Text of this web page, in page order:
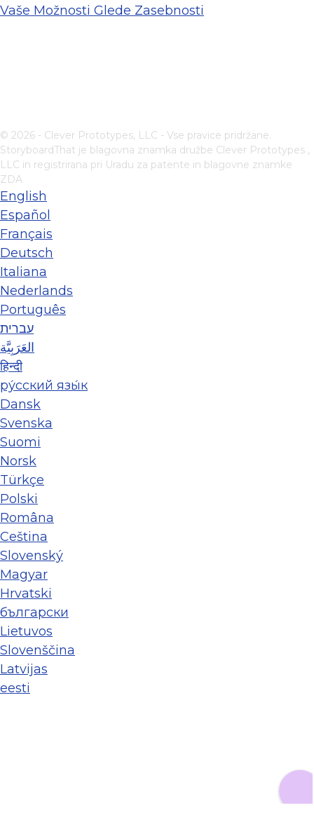
Vaše Možnosti Glede Zasebnosti
© 2026 - Clever Prototypes, LLC - Vse pravice pridržane.
StoryboardThat je blagovna znamka družbe Clever Prototypes ,
LLC in registrirana pri Uradu za patente in blagovne znamke
ZDA
English
Español
Français
Deutsch
Italiana
Nederlands
Português
עברית
العَرَبِيَّة
हिन्दी
ру́сский язы́к
Dansk
Svenska
Suomi
Norsk
Türkçe
Polski
Româna
Ceština
Slovenský
Magyar
Hrvatski
български
Lietuvos
Slovenščina
Latvijas
eesti